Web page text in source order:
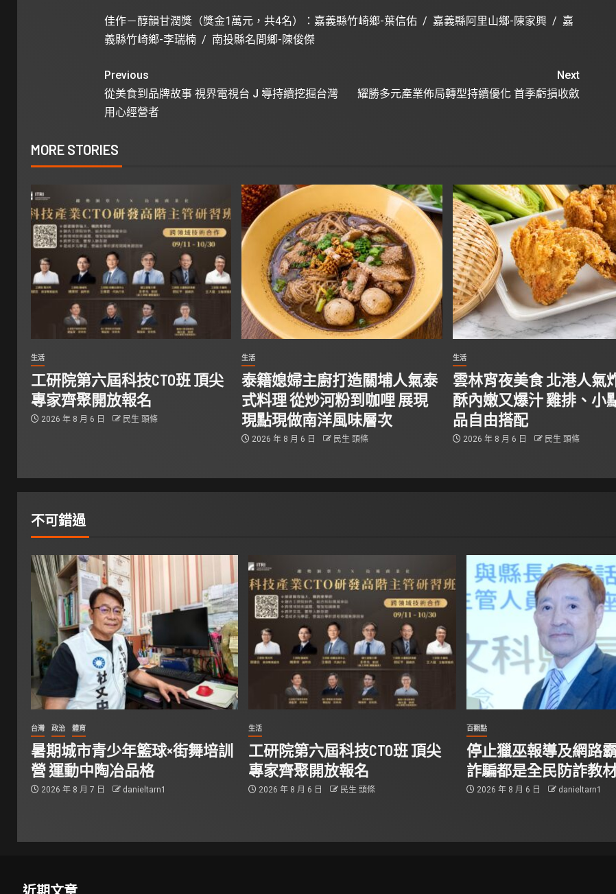
佳作－醇韻甘潤獎（獎金1萬元，共4名）：嘉義縣竹崎鄉-葉信佑 / 嘉義縣阿里山鄉-陳家興 / 嘉
義縣竹崎鄉-李瑞楠 / 南投縣名間鄉-陳俊傑
Previous
從美食到品牌故事 視界電視台 J 導持續挖掘台灣
用心經營者
Next
耀勝多元產業佈局轉型持續優化 首季虧損收斂
MORE STORIES
生活
工研院第六屆科技CTO班 頂尖
專家齊聚開放報名
2026 年 8 月 6 日 民生 頭條
生活
泰籍媳婦主廚打造關埔人氣泰
式料理 從炒河粉到咖哩 展現
現點現做南洋風味層次
2026 年 8 月 6 日 民生 頭條
生活
雲林宵夜美食 北港人氣
酥內嫩又爆汁 雞排、小
品自由搭配
2026 年 8 月 6 日 民生 頭條
不可錯過
台灣 政治 體育
暑期城市青少年籃球×街舞培訓
營 運動中陶冶品格
2026 年 8 月 7 日 danieltarn1
生活
工研院第六屆科技CTO班 頂尖
專家齊聚開放報名
2026 年 8 月 6 日 民生 頭條
百觀點
停止獵巫報導及網路
詐騙都是全民防詐教
2026 年 8 月 6 日 danieltarn1